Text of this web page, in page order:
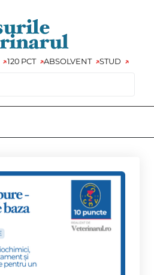
120 PCT ABSOLVENT STUD